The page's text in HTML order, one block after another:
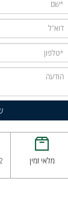
מלאי זמין 12 חודשי אחריות